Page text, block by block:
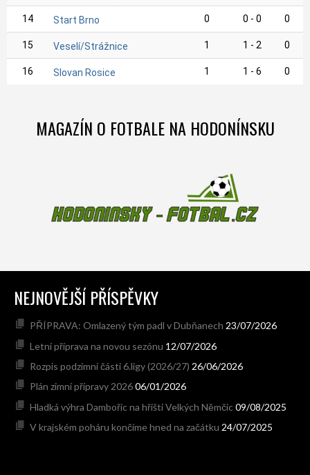
14 Start Brno 0 0 - 0 0
15 Veselí/Strážnice 1 1 - 2 0
16 Slovan Rosice 1 1 - 6 0
MAGAZÍN O FOTBALE NA HODONÍNSKU
NEJNOVĚJŠÍ PŘÍSPĚVKY
PŘÍPRAVA: Omlazený tým padl v Dubňanech 23/07/2026
Letní příprava na novou sezónu 12/07/2026
Rozpis podzimní části 6.ligy (2026/27) 26/06/2026
Plán zimní přípravy 202606/01/2026
Hladká výhra Dambořic na hřišti Velkých Němčic 09/08/2025
V krajském poháru končíme hned na začátku 24/07/2025